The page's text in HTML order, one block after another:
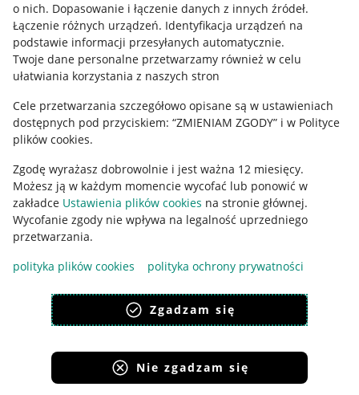
o nich. Dopasowanie i łączenie danych z innych źródeł.
Łączenie różnych urządzeń. Identyfikacja urządzeń na
podstawie informacji przesyłanych automatycznie.
Twoje dane personalne przetwarzamy również w celu
ułatwiania korzystania z naszych stron
Cele przetwarzania szczegółowo opisane są w ustawieniach
dostępnych pod przyciskiem: “ZMIENIAM ZGODY” i w Polityce
plików cookies.
Zgodę wyrażasz dobrowolnie i jest ważna 12 miesięcy.
Możesz ją w każdym momencie wycofać lub ponowić w
zakładce Ustawienia plików cookies na stronie głównej.
Wycofanie zgody nie wpływa na legalność uprzedniego
przetwarzania.
polityka plików cookies
polityka ochrony prywatności
Zgadzam się
Nie zgadzam się
Regulamin
Polityka plików "cookies"
Ustawienia plików "cookies"
Udostępnianie lokalizacji
Informacje dla Aktu o Usługach Cyfrowych
Pobierz aplikację
Korzystanie z serwisu oznacza akceptacjęregulaminu